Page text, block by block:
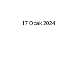
17 Ocak 2024